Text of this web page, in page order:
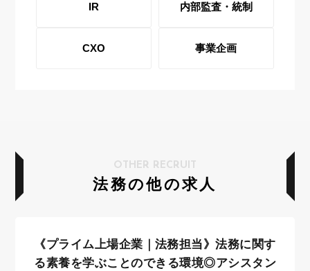
IR 内部監査・統制
CXO 事業企画
法務の他の求人
OTHER RECRUIT
《プライム上場企業｜法務担当》法務に関す
る素養を学ぶことのできる環境◎アシスタン